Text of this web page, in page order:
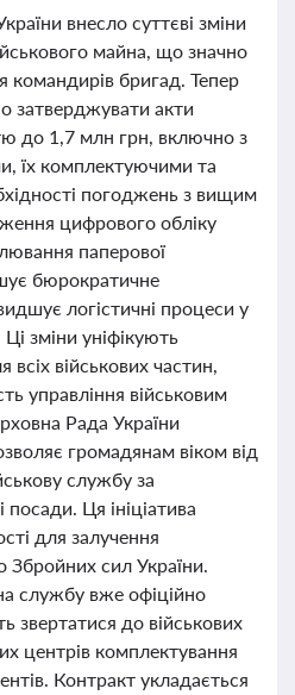
внесло суттєві зміни
майна, що значно
бригад. Тепер
затверджувати акти
до 1,7 млн грн, включно з
їх комплектуючими та
погоджень з вищим
цифрового обліку
паперової
бюрократичне
логістичні процеси у
Ці зміни уніфікують
військових частин,
управління військовим
Рада України
громадянам віком від
службу за
Ця ініціатива
для залучення
Збройних сил України.
службу вже офіційно
звертатися до військових
центрів комплектування
Контракт укладається